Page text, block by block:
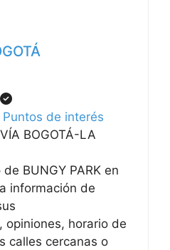
Puntos de interés
BOGOTÁ-LA
BUNGY PARK en
información de
opiniones, horario de
calles cercanas o